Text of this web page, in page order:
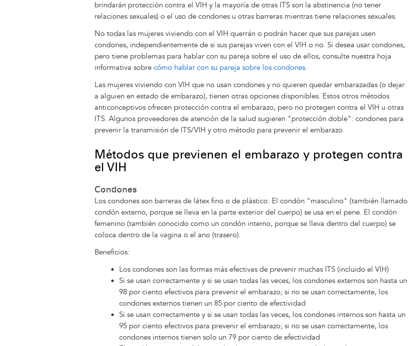
brindarán protección contra el VIH y la mayoría de otras ITS son la abstinencia (no tener
relaciones sexuales) o el uso de condones u otras barreras mientras tiene relaciones sexuales.
No todas las mujeres viviendo con el VIH querrán o podrán hacer que sus parejas usen
condones, independientemente de si sus parejas viven con el VIH o no. Si desea usar condones,
pero tiene problemas para hablar con su pareja sobre el uso de ellos, consulte nuestra hoja
informativa sobre cómo hablar con su pareja sobre los condones.
Las mujeres viviendo con VIH que no usan condones y no quieren quedar embarazadas (o dejar
a alguien en estado de embarazo), tienen otras opciones disponibles. Estos otros métodos
anticonceptivos ofrecen protección contra el embarazo, pero no protegen contra el VIH u otras
ITS. Algunos proveedores de atención de la salud sugieren "protección doble": condones para
prevenir la transmisión de ITS/VIH y otro método para prevenir el embarazo.
Métodos que previenen el embarazo y protegen contra
el VIH
Condones
Los condones son barreras de látex fino o de plástico. El condón "masculino" (también llamado
condón externo, porque se lleva en la parte exterior del cuerpo) se usa en el pene. El condón
femenino (también conocido como un condón interno, porque se lleva dentro del cuerpo) se
coloca dentro de la vagina o el ano (trasero).
Beneficios:
Los condones son las formas más efectivas de prevenir muchas ITS (incluido el VIH)
Si se usan correctamente y si se usan todas las veces, los condones externos son hasta un
98 por ciento efectivos para prevenir el embarazo; si no se usan correctamente, los
condones externos tienen un 85 por ciento de efectividad
Si se usan correctamente y si se usan todas las veces, los condones internos son hasta un
95 por ciento efectivos para prevenir el embarazo; si no se usan correctamente, los
condones internos tienen solo un 79 por ciento de efectividad